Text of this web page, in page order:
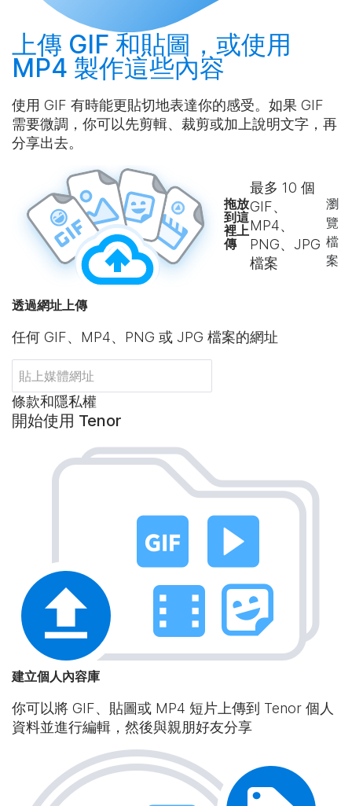
上傳 GIF 和貼圖，或使用
MP4 製作這些內容
使用 GIF 有時能更貼切地表達你的感受。如果 GIF
需要微調，你可以先剪輯、裁剪或加上說明文字，再
分享出去。
拖放
到這
裡上
傳
最多10 個
GIF、
MP4、
PNG、JPG
檔案
瀏
覽
檔
案
透過網址上傳
任何 GIF、MP4、PNG 或 JPG 檔案的網址
條款和隱私權
開始使用 Tenor
建立個人內容庫
你可以將 GIF、貼圖或 MP4 短片上傳到 Tenor 個人
資料並進行編輯，然後與親朋好友分享